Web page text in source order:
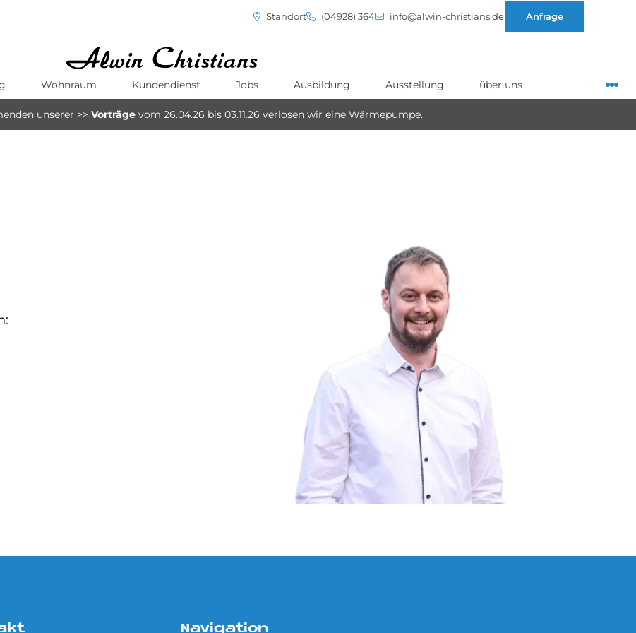
Standort (04928) 364 info@alwin-christians.de Anfrage
Wohnraum Kundendienst Jobs Ausbildung Ausstellung über uns
unserer >> Vorträge vom 26.04.26 bis 03.11.26 verlosen wir eine Wärmepumpe.
Navigation